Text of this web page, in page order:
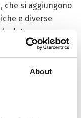
About
che si aggiungono
e diverse
date possono
trovare a